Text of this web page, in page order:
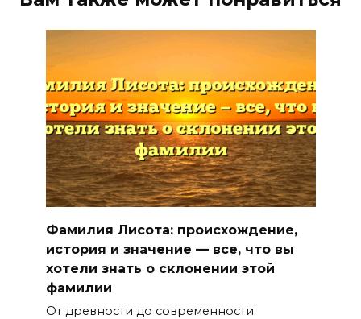
Фамилия Лисота: происхождение,
история и значение — все, что вы
хотели знать о склонении этой
фамилии
От древности до современности: